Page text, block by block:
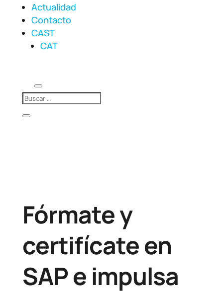
Actualidad
Contacto
CAST
CAT
Fórmate y
certifícate en
SAP e impulsa